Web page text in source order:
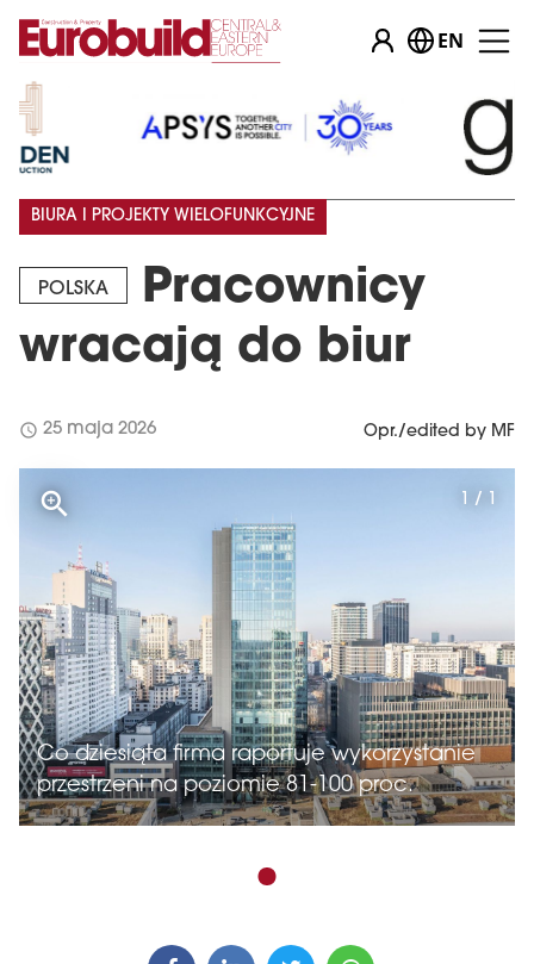
EN
POLSKA
Pracownicy
wracają do biur
BIURA I PROJEKTY WIELOFUNKCYJNE
schedule 25 maja 2026 Opr./edited by MF
Co dziesiąta firma raportuje wykorzystanie
przestrzeni na poziomie 81-100 proc.
1 / 1